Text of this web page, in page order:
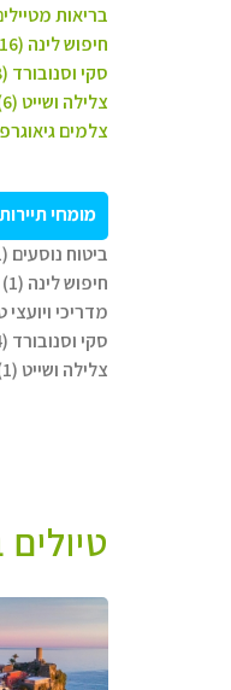
בריאות מטיילים
חיפוש לינה (16)
סקי וסנובורד (118)
צלילה ושייט (6)
צלמים
מומחי תיירות
ביטוח נוסעים (1)
חיפוש לינה (1)
מדריכי ויועצי
סקי וסנובורד (4)
צלילה ושייט (1)